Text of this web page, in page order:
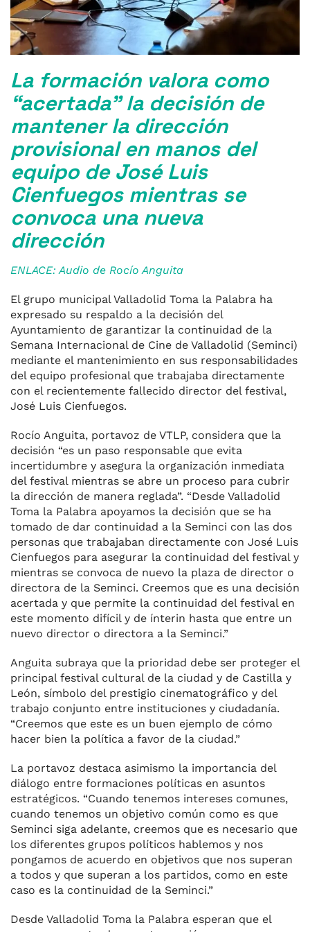
La formación valora como
“acertada” la decisión de
mantener la dirección
provisional en manos del
equipo de José Luis
Cienfuegos mientras se
convoca una nueva
dirección
ENLACE: Audio de Rocío Anguita
El grupo municipal Valladolid Toma la Palabra ha
expresado su respaldo a la decisión del
Ayuntamiento de garantizar la continuidad de la
Semana Internacional de Cine de Valladolid (Seminci)
mediante el mantenimiento en sus responsabilidades
del equipo profesional que trabajaba directamente
con el recientemente fallecido director del festival,
José Luis Cienfuegos.
Rocío Anguita, portavoz de VTLP, considera que la
decisión “es un paso responsable que evita
incertidumbre y asegura la organización inmediata
del festival mientras se abre un proceso para cubrir
la dirección de manera reglada”. “Desde Valladolid
Toma la Palabra apoyamos la decisión que se ha
tomado de dar continuidad a la Seminci con las dos
personas que trabajaban directamente con José Luis
Cienfuegos para asegurar la continuidad del festival y
mientras se convoca de nuevo la plaza de director o
directora de la Seminci. Creemos que es una decisión
acertada y que permite la continuidad del festival en
este momento difícil y de ínterin hasta que entre un
nuevo director o directora a la Seminci.”
Anguita subraya que la prioridad debe ser proteger el
principal festival cultural de la ciudad y de Castilla y
León, símbolo del prestigio cinematográfico y del
trabajo conjunto entre instituciones y ciudadanía.
“Creemos que este es un buen ejemplo de cómo
hacer bien la política a favor de la ciudad.”
La portavoz destaca asimismo la importancia del
diálogo entre formaciones políticas en asuntos
estratégicos. “Cuando tenemos intereses comunes,
cuando tenemos un objetivo común como es que
Seminci siga adelante, creemos que es necesario que
los diferentes grupos políticos hablemos y nos
pongamos de acuerdo en objetivos que nos superan
a todos y que superan a los partidos, como en este
caso es la continuidad de la Seminci.”
Desde Valladolid Toma la Palabra esperan que el